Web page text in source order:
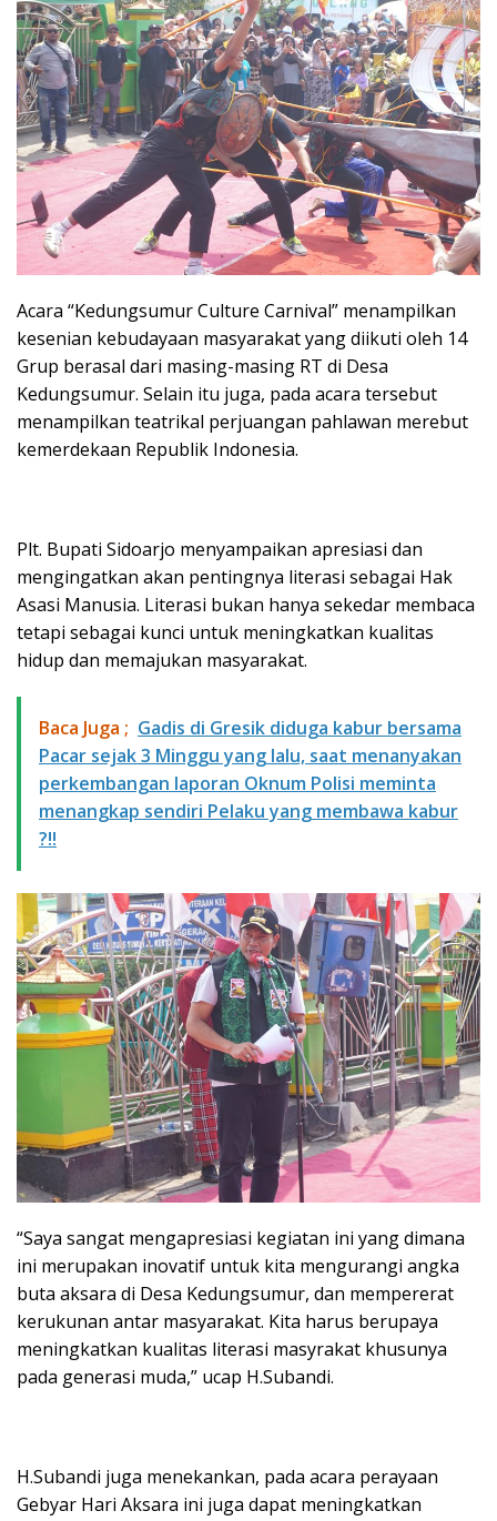
Acara “Kedungsumur Culture Carnival” menampilkan
kesenian kebudayaan masyarakat yang diikuti oleh 14
Grup berasal dari masing-masing RT di Desa
Kedungsumur. Selain itu juga, pada acara tersebut
menampilkan teatrikal perjuangan pahlawan merebut
kemerdekaan Republik Indonesia.
Plt. Bupati Sidoarjo menyampaikan apresiasi dan
mengingatkan akan pentingnya literasi sebagai Hak
Asasi Manusia. Literasi bukan hanya sekedar membaca
tetapi sebagai kunci untuk meningkatkan kualitas
hidup dan memajukan masyarakat.
Baca Juga ; Gadis di Gresik diduga kabur bersama
Pacar sejak 3 Minggu yang lalu, saat menanyakan
perkembangan laporan Oknum Polisi meminta
menangkap sendiri Pelaku yang membawa kabur
?!!
“Saya sangat mengapresiasi kegiatan ini yang dimana
ini merupakan inovatif untuk kita mengurangi angka
buta aksara di Desa Kedungsumur, dan mempererat
kerukunan antar masyarakat. Kita harus berupaya
meningkatkan kualitas literasi masyrakat khusunya
pada generasi muda,” ucap H.Subandi.
H.Subandi juga menekankan, pada acara perayaan
Gebyar Hari Aksara ini juga dapat meningkatkan